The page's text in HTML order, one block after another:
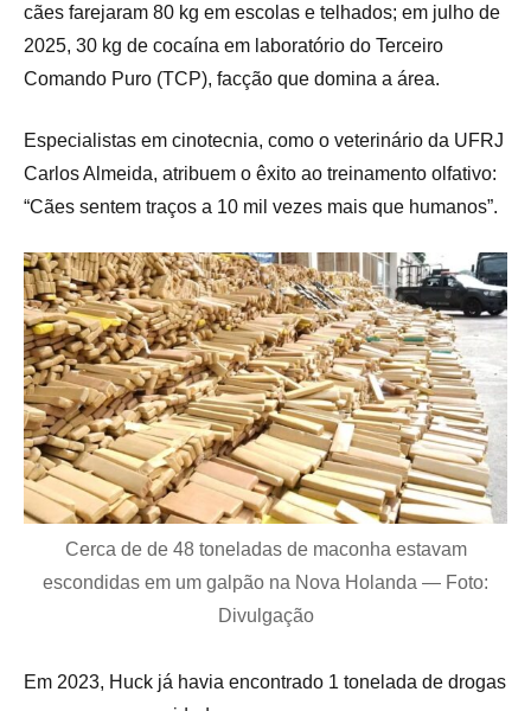
cães farejaram 80 kg em escolas e telhados; em julho de
2025, 30 kg de cocaína em laboratório do Terceiro
Comando Puro (TCP), facção que domina a área.
Especialistas em cinotecnia, como o veterinário da UFRJ
Carlos Almeida, atribuem o êxito ao treinamento olfativo:
“Cães sentem traços a 10 mil vezes mais que humanos”.
Cerca de de 48 toneladas de maconha estavam
escondidas em um galpão na Nova Holanda — Foto:
Divulgação
Em 2023, Huck já havia encontrado 1 tonelada de drogas